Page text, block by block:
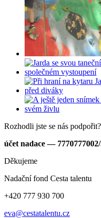
Rozhodli jste se nás podpořit?
účet nadace —
Děkujeme
Nadační fond Cesta talentu
+420 777 930 700
eva@cestatalentu.cz